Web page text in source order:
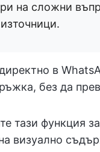
на сложни
в
без да
тази функция
визуално